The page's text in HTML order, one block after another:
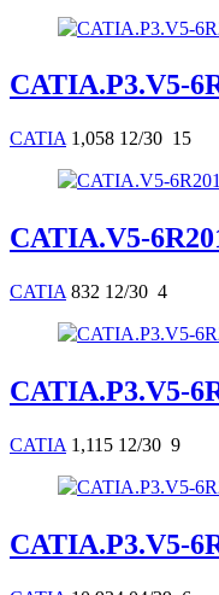
CATIA.P3.V5-
CATIA 1,058 12/30 15
CATIA.V5-
CATIA 832 12/30 4
CATIA.P3.V5-
CATIA 1,115 12/30 9
CATIA.P3.V5-